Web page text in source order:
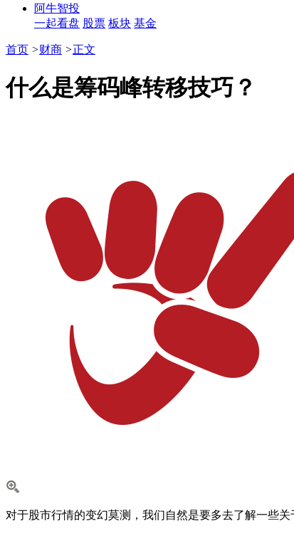
阿牛智投
一起看盘 股票 板块 基金
首页 >财商 >正文
什么是筹码峰转移技巧？
对于股市行情的变幻莫测，我们自然是要多去了解一些关